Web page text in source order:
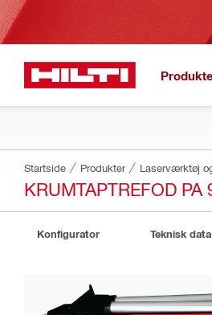
Startside Produkter
KRUMTAPTREFOD PA
Konfigurator Teknisk data